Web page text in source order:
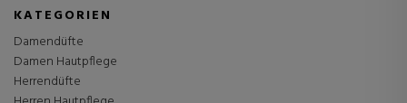
KATEGORIEN
Damendüfte
Damen Hautpflege
Herrendüfte